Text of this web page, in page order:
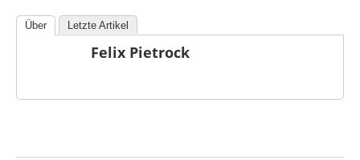
Über Letzte Artikel
Felix Pietrock